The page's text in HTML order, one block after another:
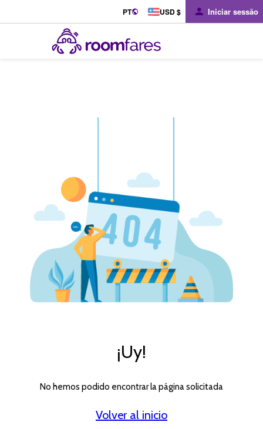
PT USD $ Iniciar sessão
¡Uy!
No hemos podido encontrar la página solicitada
Volver al inicio